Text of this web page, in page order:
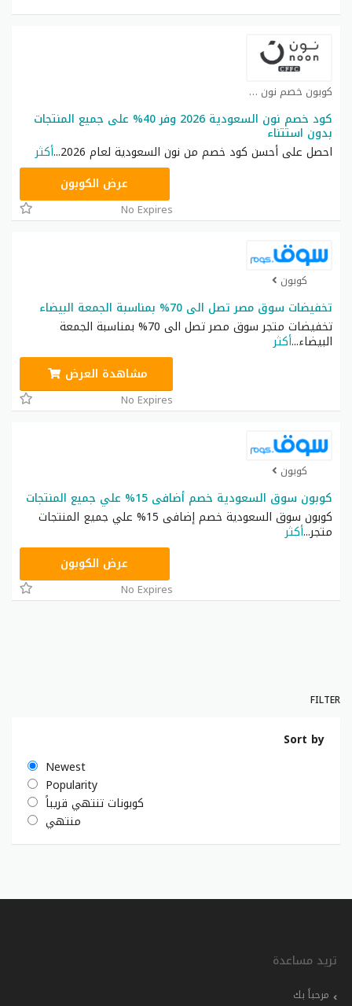
كوبون خصم نون كوبون
كود خصم نون السعودية 2026 وفر 40% على جميع المنتجات
بدون استتناء
احصل على أحسن كود خصم من نون السعودية لعام 2026
...أكثر
RRF24عرض الكوبون
No Expires
كوبون
تخفيضات سوق مصر تصل الى 70% بمناسبة الجمعة البيضاء
تخفيضات متجر سوق مصر تصل الى 70% بمناسبة الجمعة
البيضاء...أكثر
مشاهدة العرض
No Expires
كوبون
كوبون سوق السعودية خصم أضافى 15% علي جميع المنتجات
كوبون سوق السعودية خصم إضافى 15% علي جميع المنتجات
متجر...أكثر
AFB2018عرض الكوبون
No Expires
FILTER
Sort by
Newest
Popularity
كوبونات تنتهي قريباً
منتهي
تريد مساعدة
مرحباً بك